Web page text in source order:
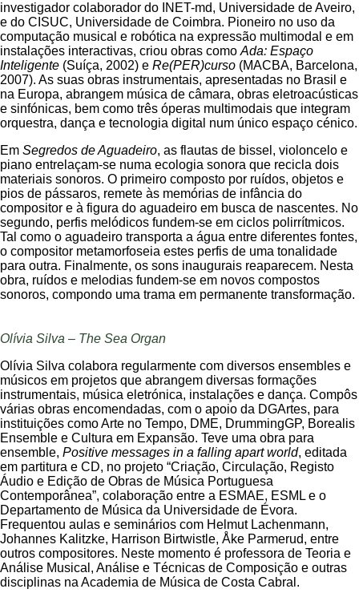
investigador colaborador do INET-md, Universidade de Aveiro,
e do CISUC, Universidade de Coimbra. Pioneiro no uso da
computação musical e robótica na expressão multimodal e em
instalações interactivas, criou obras como Ada: Espaço
Inteligente (Suíça, 2002) e Re(PER)curso (MACBA, Barcelona,
2007). As suas obras instrumentais, apresentadas no Brasil e
na Europa, abrangem música de câmara, obras eletroacústicas
e sinfónicas, bem como três óperas multimodais que integram
orquestra, dança e tecnologia digital num único espaço cénico.
Em Segredos de Aguadeiro, as flautas de bissel, violoncelo e
piano entrelaçam-se numa ecologia sonora que recicla dois
materiais sonoros. O primeiro composto por ruídos, objetos e
pios de pássaros, remete às memórias de infância do
compositor e à figura do aguadeiro em busca de nascentes. No
segundo, perfis melódicos fundem-se em ciclos polirrítmicos.
Tal como o aguadeiro transporta a água entre diferentes fontes,
o compositor metamorfoseia estes perfis de uma tonalidade
para outra. Finalmente, os sons inaugurais reaparecem. Nesta
obra, ruídos e melodias fundem-se em novos compostos
sonoros, compondo uma trama em permanente transformação.
Olívia Silva – The Sea Organ
Olívia Silva colabora regularmente com diversos ensembles e
músicos em projetos que abrangem diversas formações
instrumentais, música eletrónica, instalações e dança. Compôs
várias obras encomendadas, com o apoio da DGArtes, para
instituições como Arte no Tempo, DME, DrummingGP, Borealis
Ensemble e Cultura em Expansão. Teve uma obra para
ensemble, Positive messages in a falling apart world, editada
em partitura e CD, no projeto “Criação, Circulação, Registo
Áudio e Edição de Obras de Música Portuguesa
Contemporânea”, colaboração entre a ESMAE, ESML e o
Departamento de Música da Universidade de Évora.
Frequentou aulas e seminários com Helmut Lachenmann,
Johannes Kalitzke, Harrison Birtwistle, Åke Parmerud, entre
outros compositores. Neste momento é professora de Teoria e
Análise Musical, Análise e Técnicas de Composição e outras
disciplinas na Academia de Música de Costa Cabral.